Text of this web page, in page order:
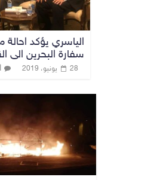
الياسري يؤكد احالة
سفارة البحرين الى
28 يونيو، 2019